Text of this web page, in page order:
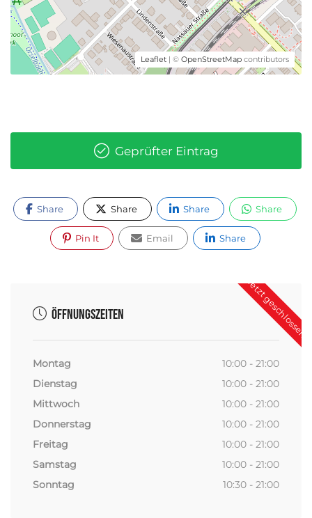
Leaflet | © OpenStreetMap contributors
Geprüfter Eintrag
Share Share Share Share
Pin It Email Share
Jetzt geschlossen
Öffnungszeiten
Montag
10:00 - 21:00
Dienstag
10:00 - 21:00
Mittwoch
10:00 - 21:00
Donnerstag
10:00 - 21:00
Freitag
10:00 - 21:00
Samstag
10:00 - 21:00
Sonntag
10:30 - 21:00